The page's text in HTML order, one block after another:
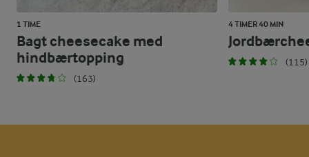
1 TIME
Bagt cheesecake med
hindbærtopping
(163)
4 TIMER 40 MIN
(115)